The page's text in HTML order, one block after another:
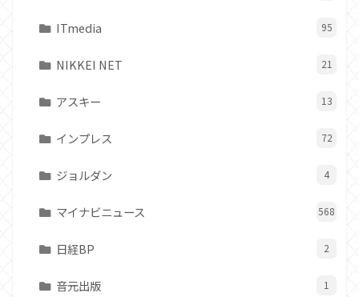
ITmedia 95
NIKKEI NET 21
アスキー 13
インプレス 72
ジョルダン 4
マイナビニュース 568
日経BP 2
音元出版 1